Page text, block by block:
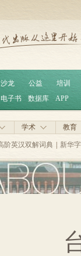
沙龙 公益
培训
电子书 数据库 APP
学术 教育
阶英汉双解词典 新华